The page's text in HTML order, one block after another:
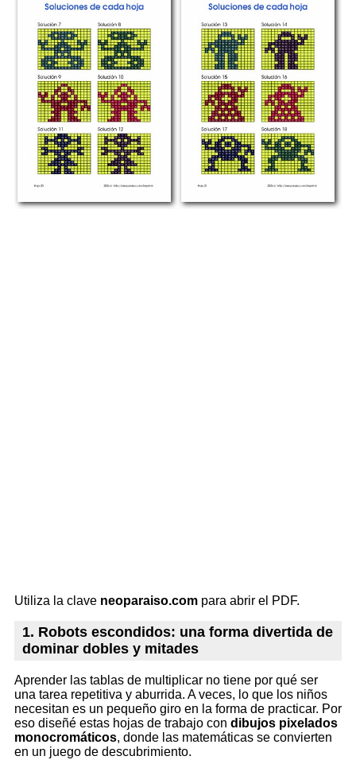
Utiliza la clave neoparaiso.com para abrir el PDF.
1. Robots escondidos: una forma divertida de
dominar dobles y mitades
Aprender las tablas de multiplicar no tiene por qué ser
una tarea repetitiva y aburrida. A veces, lo que los niños
necesitan es un pequeño giro en la forma de practicar. Por
eso diseñé estas hojas de trabajo con dibujos pixelados
monocromáticos, donde las matemáticas se convierten
en un juego de descubrimiento.